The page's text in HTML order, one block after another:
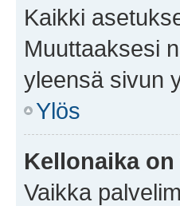
Kaikki
Muuttaaksesi
yleensä sivun
Ylös
Kellonaika on
Vaikka